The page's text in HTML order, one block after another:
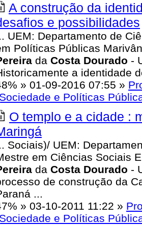
A construção da
e possibilidades
UEM: Departamento de
Políticas Públicas
da Costa Dourado -
a identidade
» 01-09-2016 07:55 »
e Políticas
O templo e a cidade :
Sociais)/ UEM:
em Ciências Sociais
da Costa Dourado -
de construção da
...
» 03-10-2011 11:22 »
e Políticas